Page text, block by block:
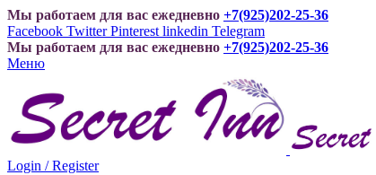
Мы работаем для вас ежедневно +7(925)202-25-36
Facebook Twitter Pinterest linkedin Telegram
Мы работаем для вас ежедневно +7(925)202-25-36
Меню
Login / Register